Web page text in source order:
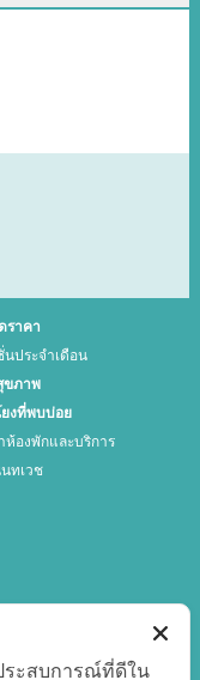
ราคา
นประจำเดือน
ขภาพ
ยงที่พบบ่อย
ห้องพักและบริการ
ทเวช
ระสบการณ์ที่ดีใน